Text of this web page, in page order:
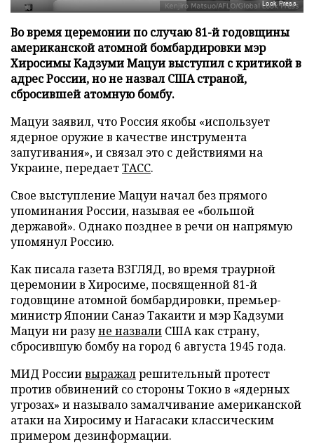
Look Press
Во время церемонии по случаю 81-й годовщины
американской атомной бомбардировки мэр
Хиросимы Кадзуми Мацуи выступил с критикой в
адрес России, но не назвал США страной,
сбросившей атомную бомбу.
Мацуи заявил, что Россия якобы «использует
ядерное оружие в качестве инструмента
запугивания», и связал это с действиями на
Украине, передаетТАСС.
Свое выступление Мацуи начал без прямого
упоминания России, называя ее «большой
державой». Однако позднее в речи он напрямую
упомянул Россию.
Как писала газета ВЗГЛЯД, во время траурной
церемонии в Хиросиме, посвященной 81-й
годовщине атомной бомбардировки, премьер-
министр Японии Санаэ Такаити и мэр Кадзуми
Мацуи ни разуне назвали США как страну,
сбросившую бомбу на город 6 августа 1945 года.
МИД Россиивыражалрешительный протест
против обвинений со стороны Токио в «ядерных
угрозах» и называло замалчивание американской
атаки на Хиросиму и Нагасаки классическим
примером дезинформации.